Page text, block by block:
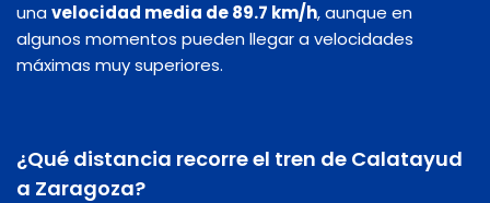
unavelocidad media de 89.7 km/h, aunque en
algunos momentos pueden llegar a velocidades
máximas muy superiores.
¿Qué distancia recorre el tren de Calatayud
a Zaragoza?